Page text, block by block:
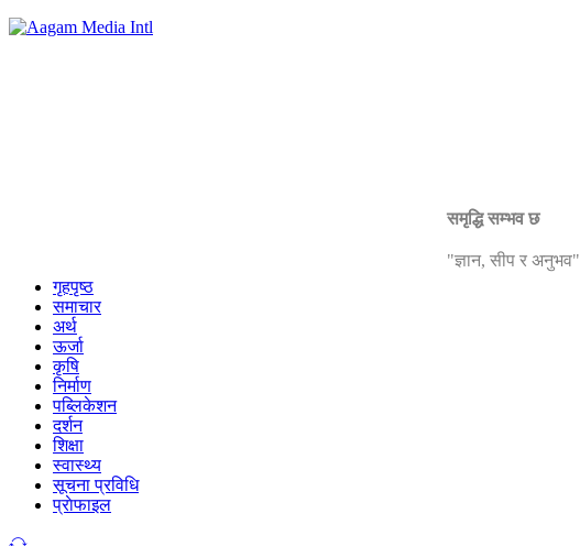
समृद्धि सम्भव छ
"ज्ञान, सीप र अनुभव"
गृहपृष्ठ
समाचार
अर्थ
ऊर्जा
कृषि
निर्माण
पब्लिकेशन
दर्शन
शिक्षा
स्वास्थ्य
सूचना प्रविधि
प्राेफाइल